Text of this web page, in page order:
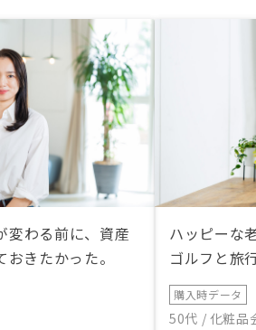
変わる前に、資産
きたかった。
ハッピーな
ゴルフと旅
購入時データ
50代 / 化粧品